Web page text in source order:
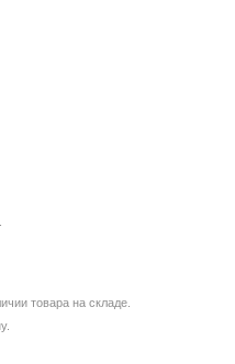
товара на складе.